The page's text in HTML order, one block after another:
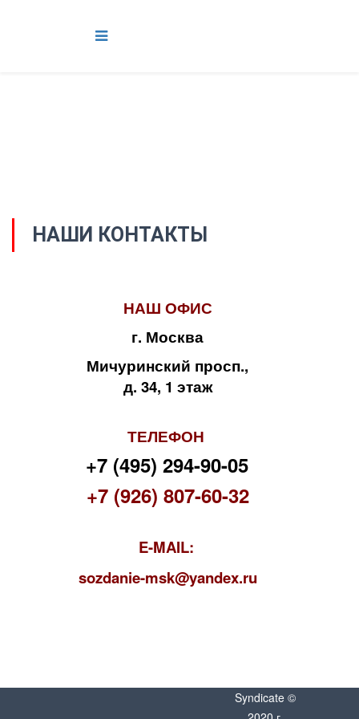
НАШИ КОНТАКТЫ
НАШ ОФИС
г. Москва
Мичуринский просп.,
д. 34, 1 этаж
ТЕЛЕФОН
+7 (495) 294-90-05
+7 (926) 807-60-32
E-MAIL:
sozdanie-msk@yandex.ru
Syndicate ©